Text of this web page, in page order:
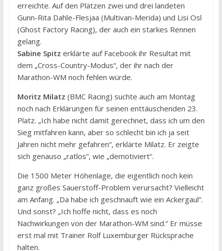
erreichte. Auf den Plätzen zwei und drei landeten
Gunn-Rita Dahle-Flesjaa (Multivan-Merida) und Lisi Osl
(Ghost Factory Racing), der auch ein starkes Rennen
gelang.
Sabine Spitz erklärte auf Facebook ihr Resultat mit
dem „Cross-Country-Modus“, der ihr nach der
Marathon-WM noch fehlen würde.
Moritz Milatz (BMC Racing) suchte auch am Montag
noch nach Erklärungen für seinen enttäuschenden 23.
Platz. „Ich habe nicht damit gerechnet, dass ich um den
Sieg mitfahren kann, aber so schlecht bin ich ja seit
Jahren nicht mehr gefahren“, erklärte Milatz. Er zeigte
sich genauso „ratlos“, wie „demotiviert“.
Die 1500 Meter Höhenlage, die eigentlich noch kein
ganz großes Sauerstoff-Problem verursacht? Vielleicht
am Anfang. „Da habe ich geschnauft wie ein Ackergaul“.
Und sonst? „Ich hoffe nicht, dass es noch
Nachwirkungen von der Marathon-WM sind.“ Er müsse
erst mal mit Trainer Rolf Luxemburger Rücksprache
halten.